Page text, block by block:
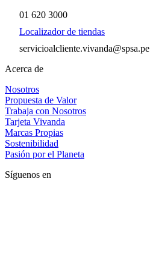
01 620 3000
Localizador de tiendas
servicioalcliente.vivanda@spsa.pe
Acerca de
Nosotros
Propuesta de Valor
Trabaja con Nosotros
Tarjeta Vivanda
Marcas Propias
Sostenibilidad
Pasión por el Planeta
Síguenos en